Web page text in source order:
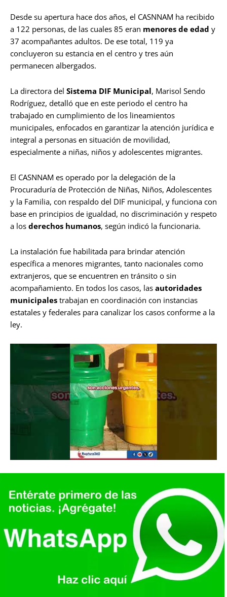
Desde su apertura hace dos años, el CASNNAM ha recibido
a 122 personas, de las cuales 85 eran menores de edad y
37 acompañantes adultos. De ese total, 119 ya
concluyeron su estancia en el centro y tres aún
permanecen albergados.
La directora del Sistema DIF Municipal, Marisol Sendo
Rodríguez, detalló que en este periodo el centro ha
trabajado en cumplimiento de los lineamientos
municipales, enfocados en garantizar la atención jurídica e
integral a personas en situación de movilidad,
especialmente a niñas, niños y adolescentes migrantes.
El CASNNAM es operado por la delegación de la
Procuraduría de Protección de Niñas, Niños, Adolescentes
y la Familia, con respaldo del DIF municipal, y funciona con
base en principios de igualdad, no discriminación y respeto
a los derechos humanos, según indicó la funcionaria.
La instalación fue habilitada para brindar atención
específica a menores migrantes, tanto nacionales como
extranjeros, que se encuentren en tránsito o sin
acompañamiento. En todos los casos, las autoridades
municipales trabajan en coordinación con instancias
estatales y federales para canalizar los casos conforme a la
ley.